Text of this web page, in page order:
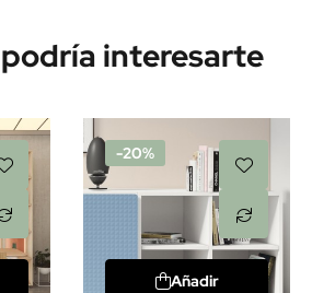
interesarte
-20%
Añadir